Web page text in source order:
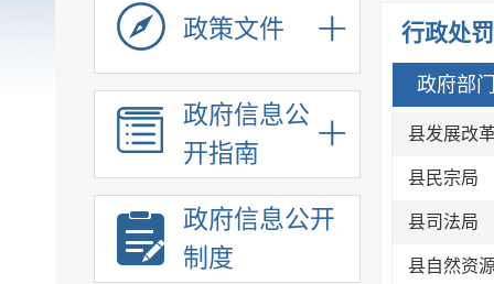
政策文件
政府信息公
开指南
政府信息公开
制度
行政处
政府部
县发展改
县民宗局
县司法局
县自然资